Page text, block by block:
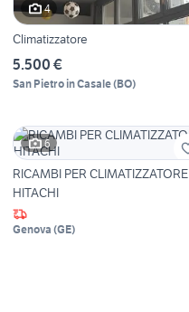
4
Climatizzatore
5.500 €
San Pietro in Casale(BO)
6
RICAMBI PER CLIMATIZZATORE
HITACHI
Genova (GE)